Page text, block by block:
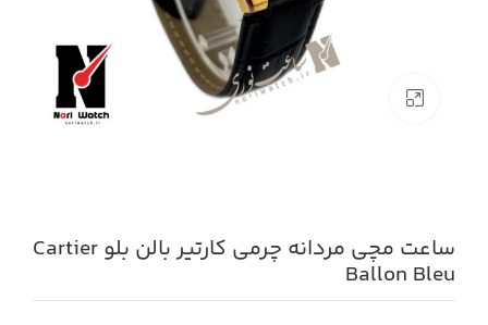
ساعت مچی مردانه چرمی کارتیر بالن بلو Cartier
Ballon Bleu